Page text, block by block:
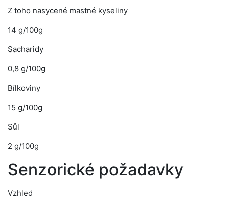
Z toho nasycené mastné kyseliny
14 g/100g
Sacharidy
0,8 g/100g
Bílkoviny
15 g/100g
Sůl
2 g/100g
Senzorické požadavky
Vzhled